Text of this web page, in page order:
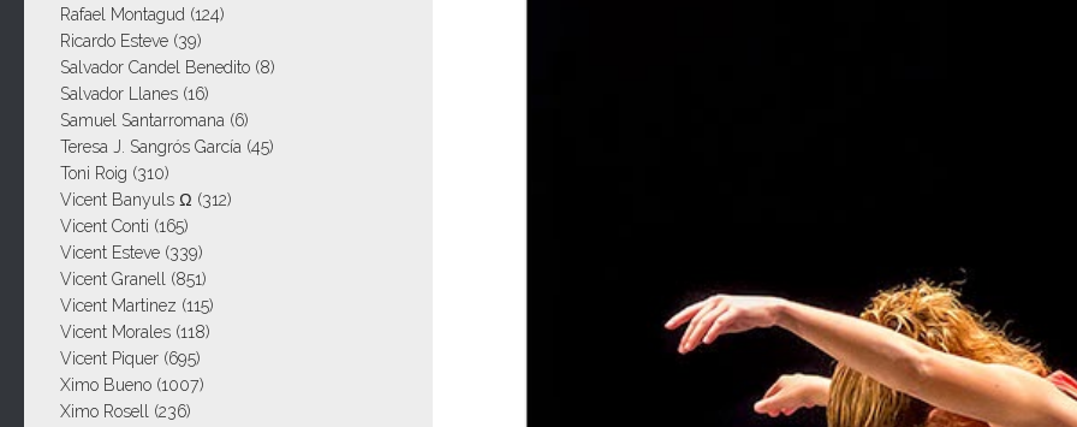
Rafael Montagud (124)
Ricardo Esteve (39)
Salvador Candel Benedito (8)
Salvador Llanes (16)
Samuel Santarromana (6)
Teresa J. Sangrós García (45)
Toni Roig (310)
Vicent Banyuls Ω (312)
Vicent Conti (165)
Vicent Esteve (339)
Vicent Granell (851)
Vicent Martinez (115)
Vicent Morales (118)
Vicent Piquer (695)
Ximo Bueno (1007)
Ximo Rosell (236)